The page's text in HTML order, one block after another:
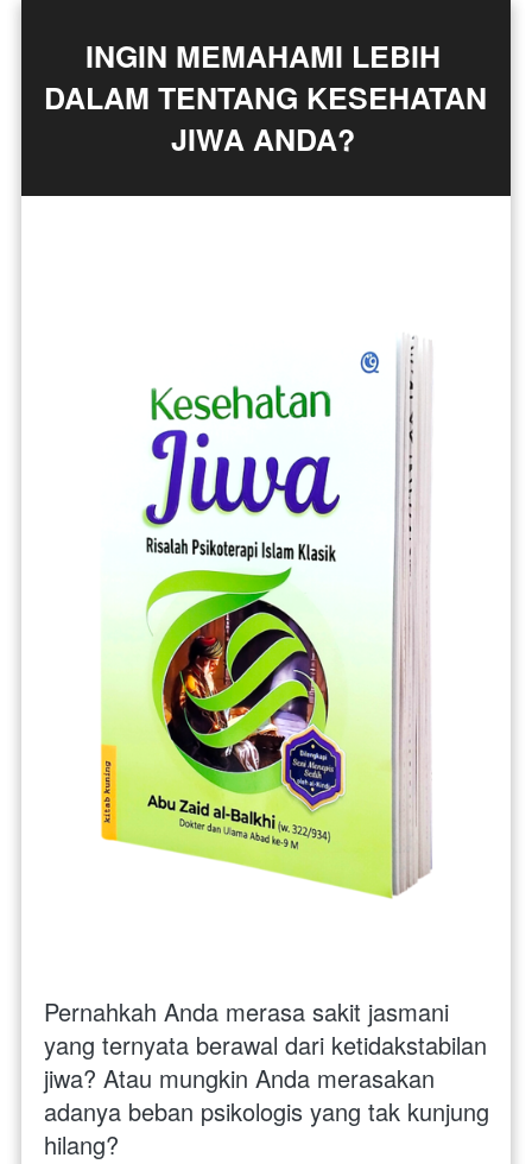
INGIN MEMAHAMI LEBIH
DALAM TENTANG KESEHATAN
JIWA ANDA?
Pernahkah Anda merasa sakit jasmani
yang ternyata berawal dari ketidakstabilan
jiwa? Atau mungkin Anda merasakan
adanya beban psikologis yang tak kunjung
hilang?